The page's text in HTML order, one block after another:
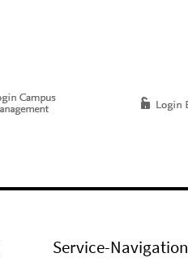
Service-Navigation